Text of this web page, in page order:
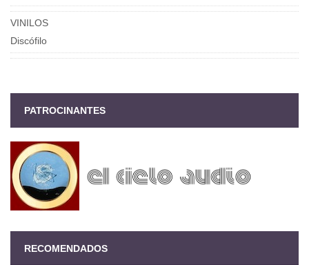
VINILOS
Discófilo
PATROCINANTES
RECOMENDADOS